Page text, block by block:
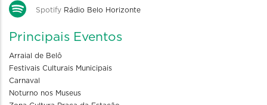
Spotify Rádio Belo Horizonte
Principais Eventos
Arraial de Belô
Festivais Culturais Municipais
Carnaval
Noturno nos Museus